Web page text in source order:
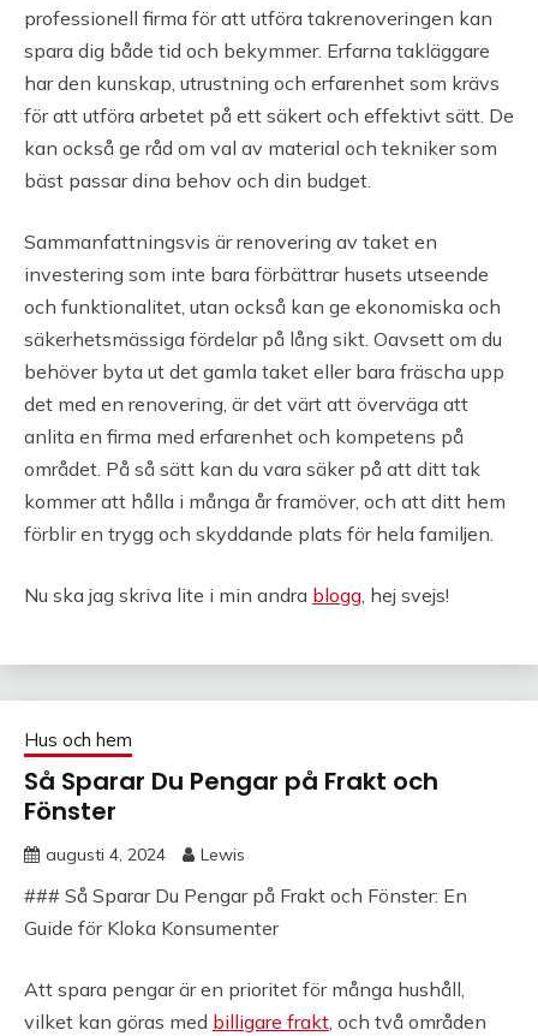
professionell firma för att utföra takrenoveringen kan
spara dig både tid och bekymmer. Erfarna takläggare
har den kunskap, utrustning och erfarenhet som krävs
för att utföra arbetet på ett säkert och effektivt sätt. De
kan också ge råd om val av material och tekniker som
bäst passar dina behov och din budget.
Sammanfattningsvis är renovering av taket en
investering som inte bara förbättrar husets utseende
och funktionalitet, utan också kan ge ekonomiska och
säkerhetsmässiga fördelar på lång sikt. Oavsett om du
behöver byta ut det gamla taket eller bara fräscha upp
det med en renovering, är det värt att överväga att
anlita en firma med erfarenhet och kompetens på
området. På så sätt kan du vara säker på att ditt tak
kommer att hålla i många år framöver, och att ditt hem
förblir en trygg och skyddande plats för hela familjen.
Nu ska jag skriva lite i min andra blogg, hej svejs!
Hus och hem
Så Sparar Du Pengar på Frakt och
Fönster
augusti 4, 2024 Lewis
### Så Sparar Du Pengar på Frakt och Fönster: En
Guide för Kloka Konsumenter
Att spara pengar är en prioritet för många hushåll,
vilket kan göras med billigare frakt, och två områden